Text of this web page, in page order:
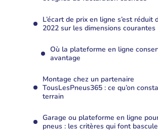
L’écart de prix en ligne s’est réduit
2022 sur les dimensions courantes
Où la plateforme en ligne
avantage
Montage chez un partenaire
TousLesPneus365 : ce qu’on
terrain
Garage ou plateforme en ligne
pneus : les critères qui font